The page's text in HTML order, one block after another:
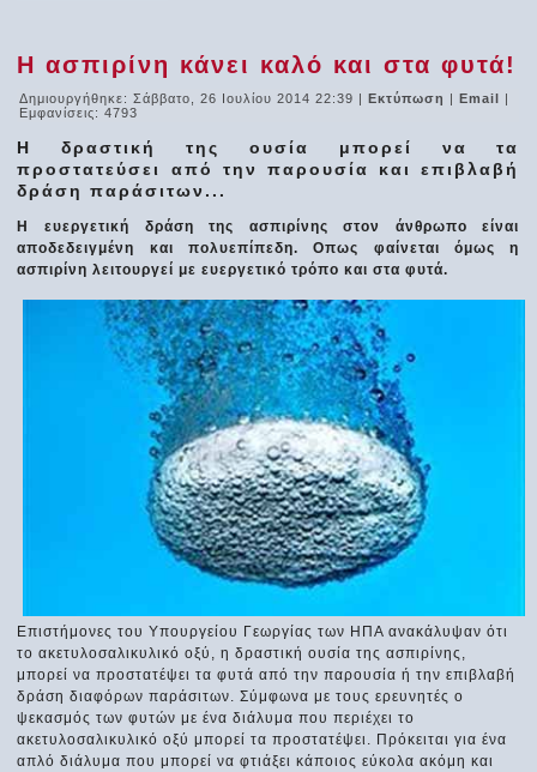
Η ασπιρίνη κάνει καλό και στα φυτά!
Δημιουργήθηκε: Σάββατο, 26 Ιουλίου 2014 22:39 |Εκτύπωση |Email |
Εμφανίσεις: 4793
Η δραστική της ουσία μπορεί να τα
προστατεύσει από την παρουσία και επιβλαβή
δράση παράσιτων...
Η ευεργετική δράση της ασπιρίνης στον άνθρωπο είναι
αποδεδειγμένη και πολυεπίπεδη. Οπως φαίνεται όμως η
ασπιρίνη λειτουργεί με ευεργετικό τρόπο και στα φυτά.
Επιστήμονες του Υπουργείου Γεωργίας των ΗΠΑ ανακάλυψαν ότι
το ακετυλοσαλικυλικό οξύ, η δραστική ουσία της ασπιρίνης,
μπορεί να προστατέψει τα φυτά από την παρουσία ή την επιβλαβή
δράση διαφόρων παράσιτων. Σύμφωνα με τους ερευνητές ο
ψεκασμός των φυτών με ένα διάλυμα που περιέχει το
ακετυλοσαλικυλικό οξύ μπορεί τα προστατέψει. Πρόκειται για ένα
απλό διάλυμα που μπορεί να φτιάξει κάποιος εύκολα ακόμη και